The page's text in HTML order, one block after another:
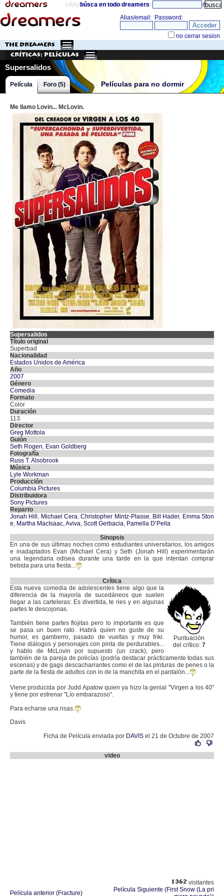
«Anything can happen and it probably will» directorio
búsca en todo dreamers
THE DREAMERS
Críticas: Películas
Supersalidos
Películas para no dormir
Película Foro (5)
Me llamo Lovin... McLovin.
Supersalidos
Título original
Superbad
Nacionalidad
Estados Unidos de América
Año
2007
Género
Comedia
Formato
Color
Duración
113
Director
Greg Mottola
Guión
Seth Rogen, Evan Goldberg
Fotografía
Russ T. Alsobrook
Música
Lyle Workman
Producción
Columbia Pictures
Distribuidora
Sony Pictures
Reparto
Jonah Hill , Michael Cera,Christopher Mintz-Plasse, Bill Hader, Emma Ston
e, Martha MacIsaac,Aviva, Scott Gerbacia, Pamella D’Pella
Sinopsis
En una de sus últimas noches como estudiantes universitarios, los amigos
e inadaptados Evan (Michael Cera) y Seth (Jonah Hill) experimentarán
una legendaria odisea durante una tarde en la que intentan comprar
bebida para una fiesta...
Crítica
Puntuación
del crítico: 7
Esta nueva comedia de adolescentes tiene algo que la
diferencia de la mayoría de sucedáneos que suelen
llegar a las carteleras: Es divertida, te ries y en algunas
partes te descojonas.
También tiene partes flojitas pero lo importante es que
se pasa un buen rato. Habrá quien no guste de su
humor, es gamberro, pasado de vueltas y muy friki.
Tiene diálogos y personajes con pinta de perdurables...
y hablo de McLovin por supuesto (un crack), pero
también de la pareja de policías (podría destacar prácticamente todas sus
escenas) y de gags descacharrantes como el de las pinturas de penes o la
parte de la fiesta de adultos con lo de la manchita en el pantalón...
Viene producida por Judd Apatow quien ya hizo la genial "Virgen a los 40"
y tiene por estrenar "Lío embarazoso".
Para echarse una risas.
Davis
Ficha de Película enviada por DAVIS el 21 de Octubre de 2007
video
visitantes
Película anterior (Fracture)
Película Siguiente (First Snow (La pri